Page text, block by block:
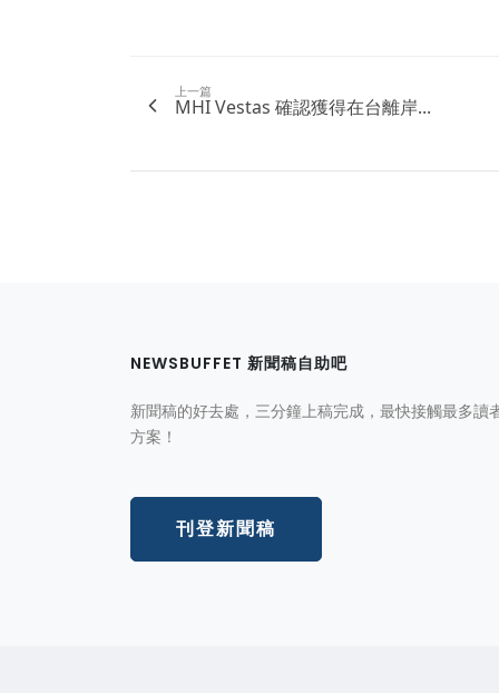
上一篇
MHI Vestas 確認獲得在台離岸...
NEWSBUFFET 新聞稿自助吧
新聞稿的好去處，三分鐘上稿完成，最快接觸最多讀
方案！
刊登新聞稿